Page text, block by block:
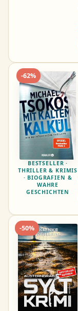
-62%
BESTSELLER ·
THRILLER & KRIMIS
· BIOGRAFIEN &
WAHRE
GESCHICHTEN
-50%